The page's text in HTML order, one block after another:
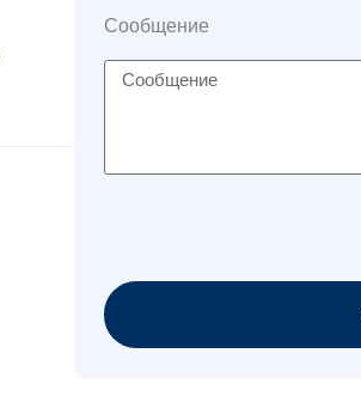
Сообщение